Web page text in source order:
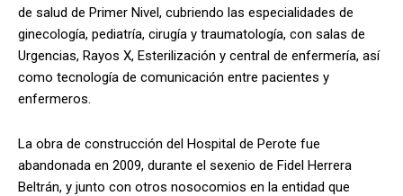
de salud de Primer Nivel, cubriendo las especialidades de
ginecología, pediatría, cirugía y traumatología, con salas de
Urgencias, Rayos X, Esterilización y central de enfermería, así
como tecnología de comunicación entre pacientes y
enfermeros.
La obra de construcción del Hospital de Perote fue
abandonada en 2009, durante el sexenio de Fidel Herrera
Beltrán, y junto con otros nosocomios en la entidad que